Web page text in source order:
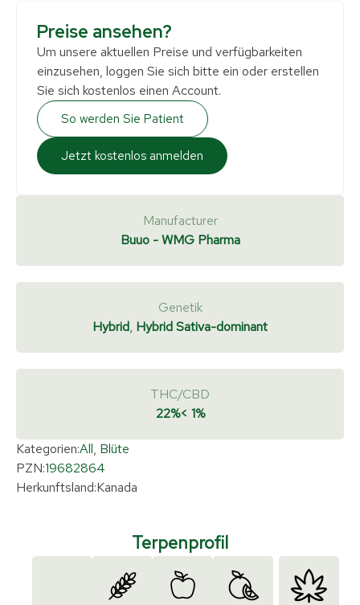
Preise ansehen?
Um unsere aktuellen Preise und verfügbarkeiten
einzusehen, loggen Sie sich bitte ein oder erstellen
Sie sich kostenlos einen Account.
So werden Sie Patient
Jetzt kostenlos anmelden
Manufacturer
Buuo - WMG Pharma
Genetik
Hybrid, Hybrid Sativa-dominant
THC/CBD
22%< 1%
Kategorien:All, Blüte
PZN:19682864
Herkunftsland:Kanada
Terpenprofil